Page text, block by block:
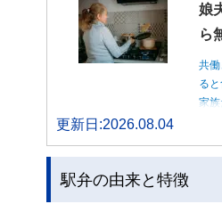
娘
ら
共働
る
家族
更新日:2026.08.04
駅弁の由来と特徴